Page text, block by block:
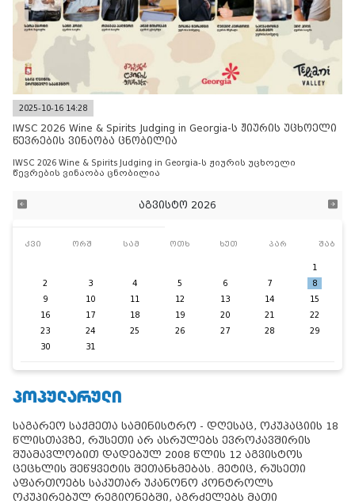
2025-10-16 14:28
IWSC 2026 Wine & Spirits Judging in Georgia-ს ჟიურის უცხოელი
წევრების ვინაობა ცნობილია
IWSC 2026 Wine & Spirits Judging in Georgia-ს ჟიურის უცხოელი
წევრების ვინაობა ცნობილია
აგვისტო 2026
კვი ორშ სამ ოთხ ხუთ პარ შაბ
1
2
3 4 5 6 7
8
9
10 11 12 13 14
15
16
17 18 19 20 21
22
23
24 25 26 27 28
29
30
31
ᲞᲝᲞᲣᲚᲐᲠᲣᲚᲘ
საგარეო საქმეთა სამინისტრო - დღესაც, ოკუპაციის 18
წლისთავზე, რუსეთი არ ასრულებს ევროკავშირის
შუამავლობით დადებულ 2008 წლის 12 აგვისტოს
ცეცხლის შეწყვეტის შეთანხმებას. მეტიც, რუსეთი
აფართოებს საკუთარ უკანონო კონტროლს
ოკუპირებულ რეგიონებში, აგრძელებს მათი